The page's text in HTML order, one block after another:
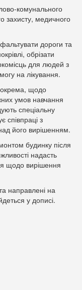
комунального
захисту, медичного
дороги та
обрізати
для людей з
на лікування.
щодо
умов навчання
спеціальну
співпраці з
його вирішенням.
будинку після
надасть
щодо вирішення
направлені на
у дописі.